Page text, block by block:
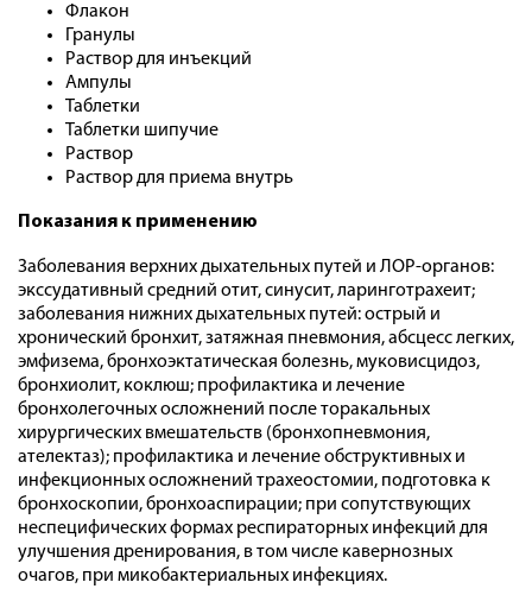
Флакон
Гранулы
Раствор для инъекций
Ампулы
Таблетки
Таблетки шипучие
Раствор
Раствор для приема внутрь
Показания к применению
Заболевания верхних дыхательных путей и ЛОР-органов:
экссудативный средний отит, синусит, ларинготрахеит;
заболевания нижних дыхательных путей: острый и
хронический бронхит, затяжная пневмония, абсцесс легких,
эмфизема, бронхоэктатическая болезнь, муковисцидоз,
бронхиолит, коклюш; профилактика и лечение
бронхолегочных осложнений после торакальных
хирургических вмешательств (бронхопневмония,
ателектаз); профилактика и лечение обструктивных и
инфекционных осложнений трахеостомии, подготовка к
бронхоскопии, бронхоаспирации; при сопутствующих
неспецифических формах респираторных инфекций для
улучшения дренирования, в том числе кавернозных
очагов, при микобактериальных инфекциях.